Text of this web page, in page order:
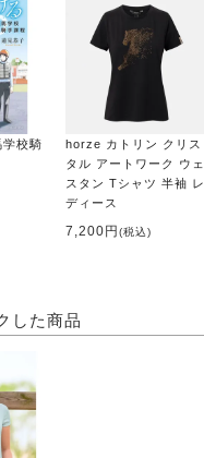
校騎
horze カトリン クリス
タル アートワーク ウェ
スタン Tシャツ 半袖 レ
ディース
7,200円(税込)
した商品